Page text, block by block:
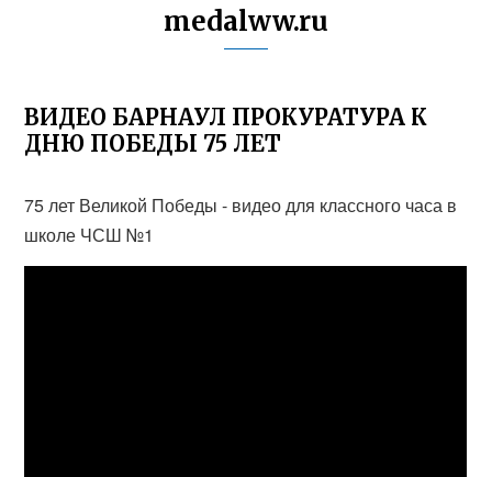
medalww.ru
ВИДЕО БАРНАУЛ ПРОКУРАТУРА К
ДНЮ ПОБЕДЫ 75 ЛЕТ
75 лет Великой Победы - видео для классного часа в
школе ЧСШ №1